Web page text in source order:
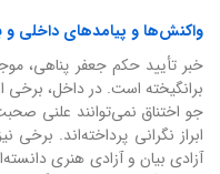
واکنش‌ها و پیامدهای داخلی و
خبر تأیید حکم جعفر پناهی،
برانگیخته است. در داخل، برخی
جو اختناق نمی‌توانند علنی
ابراز نگرانی پرداخته‌اند.
آزادی بیان و آزادی هنری